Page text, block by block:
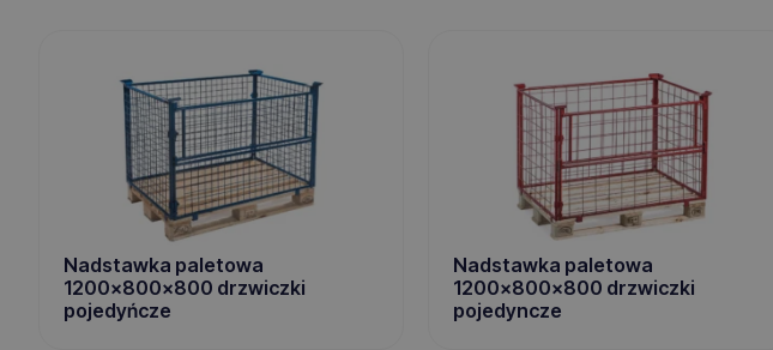
Nadstawka paletowa
1200x800x800 drzwiczki
pojedyńcze
Nadstawka paletowa
1200x800x800 drzwiczki
pojedyncze